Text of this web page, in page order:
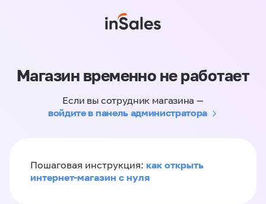
Магазин временно не работает
Если вы сотрудник магазина —
войдите в панель администратора
Пошаговая инструкция: как открыть
интернет-магазин с нуля